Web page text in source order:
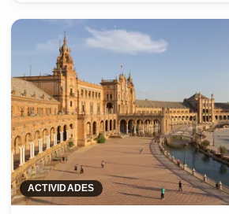
ACTIVIDADES